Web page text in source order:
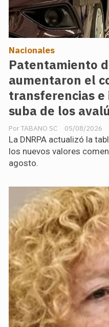
Patentamiento
aumentaron el
transferencias e
suba de los
TABANO SC
Nacionales
05/08/2026
La DNRPA actualizó la
los nuevos valores
agosto.